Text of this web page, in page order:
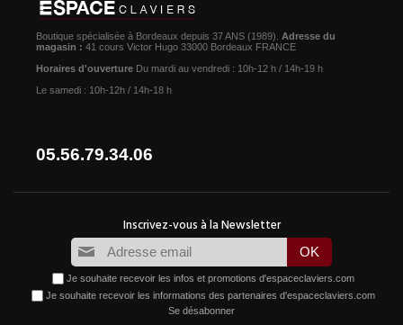
Boutique spécialisée à Bordeaux depuis 37 ANS (1989). Adresse du
magasin : 41 cours Victor Hugo 33000 Bordeaux FRANCE
Horaires d'ouverture Du mardi au vendredi : 10h-12 h / 14h-19 h
Le samedi : 10h-12h / 14h-18 h
05.56.79.34.06
Je souhaite recevoir les infos et promotions d'espaceclaviers.com
Je souhaite recevoir les informations des partenaires d'espaceclaviers.com
Se désabonner